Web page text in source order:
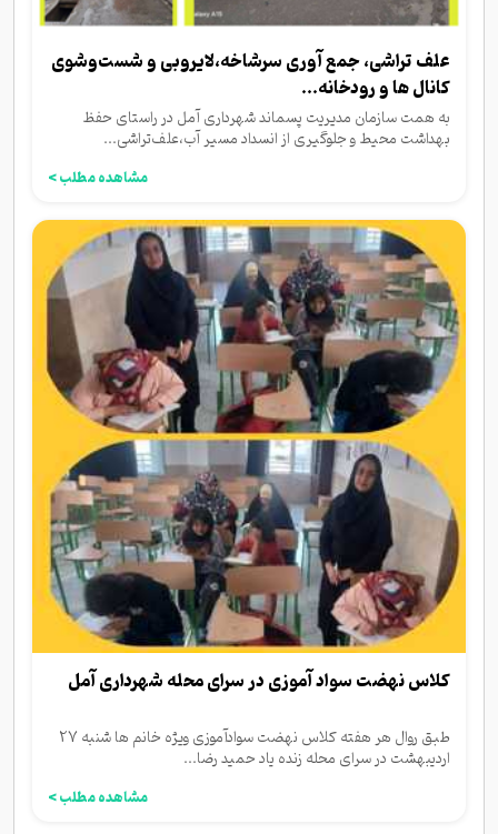
علف تراشی، جمع آوری سرشاخه،لایروبی و شست‌وشوی
کانال ها و رودخانه...
به همت سازمان مدیریت پسماند شهرداری آمل در راستای حفظ
بهداشت محیط و جلوگیری از انسداد مسیر آب،علف‌تراشی...
مشاهده مطلب >
کلاس نهضت سواد آموزی در سرای محله شهرداری آمل
طبق روال هر هفته کلاس نهضت سوادآموزی ویژه خانم ها شنبه 27
اردیبهشت در سرای محله زنده یاد حمید رضا...
مشاهده مطلب >